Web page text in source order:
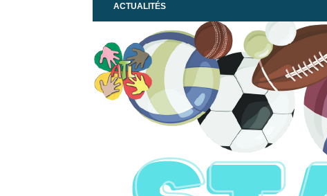
ACTUALITÉS